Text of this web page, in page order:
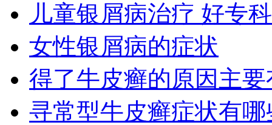
儿童银屑病治疗 好专
女性银屑病的症状
得了牛皮癣的原因主要
寻常型牛皮癣症状有哪